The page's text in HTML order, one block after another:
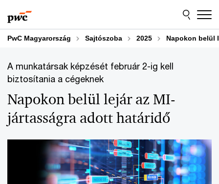
to
content
to
footer
PwC Magyarország Sajtószoba 2025 Napokon belül
A munkatársak képzését február 2-ig kell
biztosítania a cégeknek
Napokon belül lejár az MI-
jártasságra adott határidő